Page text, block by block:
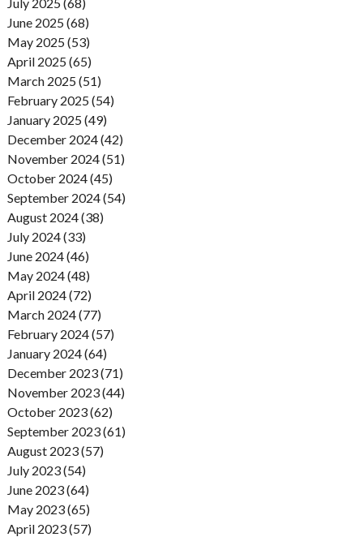
June 2025 (68)
May 2025 (53)
April 2025 (65)
March 2025 (51)
February 2025 (54)
January 2025 (49)
December 2024 (42)
November 2024 (51)
October 2024 (45)
September 2024 (54)
August 2024 (38)
July 2024 (33)
June 2024 (46)
May 2024 (48)
April 2024 (72)
March 2024 (77)
February 2024 (57)
January 2024 (64)
December 2023 (71)
November 2023 (44)
October 2023 (62)
September 2023 (61)
August 2023 (57)
July 2023 (54)
June 2023 (64)
May 2023 (65)
April 2023 (57)